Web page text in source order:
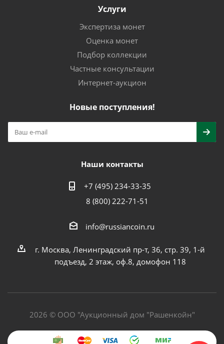
Услуги
Экспертиза монет
Оценка монет
Подбор коллекции
Частные консультации
Интернет-аукцион
Новые поступления!
Наши контакты
+7 (495) 234-33-35
8 (800) 222-71-51
info@russiancoin.ru
г. Москва, Ленинградский пр-т, 36, стр. 39, 1-й
подъезд, 2 этаж, оф.8, домофон 118
2026 © ООО "Аукционный дом "Рашенкойн"